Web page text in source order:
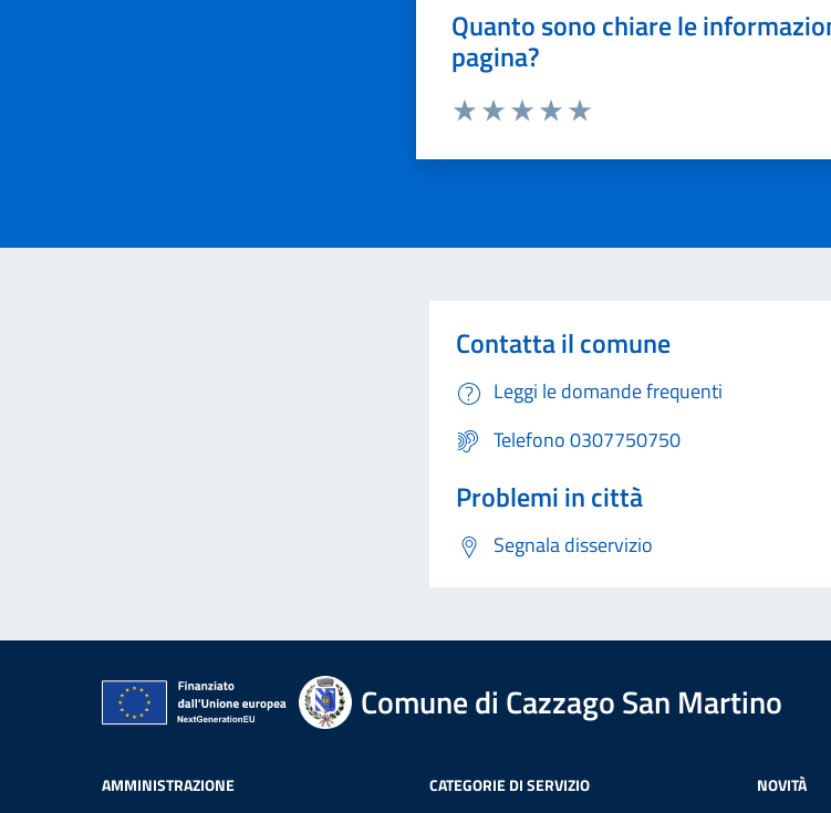
Quanto sono chiare le
pagina?
Contatta il comune
Leggi le domande frequenti
Telefono 0307750750
Problemi in città
Segnala disservizio
Comune di Cazzago San Martino
AMMINISTRAZIONE CATEGORIE DI SERVIZIO NOVITÀ